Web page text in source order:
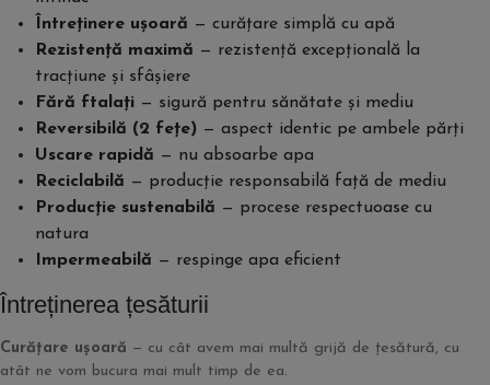
Întreținere ușoară — curățare simplă cu apă
Rezistență maximă — rezistență excepțională la
tracțiune și sfâșiere
Fără ftalați — sigură pentru sănătate și mediu
Reversibilă (2 fețe) — aspect identic pe ambele părți
Uscare rapidă — nu absoarbe apa
Reciclabilă — producție responsabilă față de mediu
Producție sustenabilă — procese respectuoase cu
natura
Impermeabilă — respinge apa eficient
Întreținerea țesăturii
Curățare ușoară — cu cât avem mai multă grijă de țesătură, cu
atât ne vom bucura mai mult timp de ea.